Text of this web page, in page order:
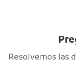
Resolvemos las